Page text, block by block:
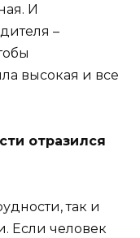
И
–
высокая и все
отразился
так и
Если человек